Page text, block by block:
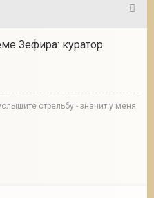
Зефира: куратор
стрельбу - значит у меня